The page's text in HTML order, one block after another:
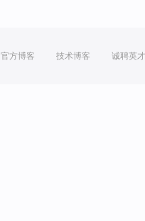
官方博客 技术博客 诚聘英才